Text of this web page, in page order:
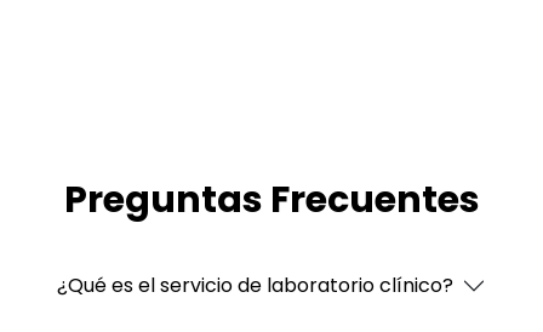
Preguntas Frecuentes
¿Qué es el servicio de laboratorio clínico?